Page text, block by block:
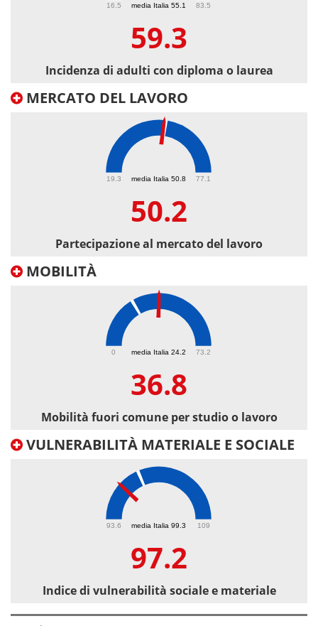
media Italia 55.1
16.5 83.5
59.3
Incidenza di adulti con diploma o laurea
MERCATO DEL LAVORO
media Italia 50.8
19.3 77.1
50.2
Partecipazione al mercato del lavoro
MOBILITÀ
media Italia 24.2
0 73.2
36.8
Mobilità fuori comune per studio o lavoro
VULNERABILITÀ MATERIALE E SOCIALE
media Italia 99.3
93.6 109
97.2
Indice di vulnerabilità sociale e materiale